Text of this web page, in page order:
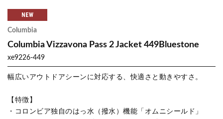
NEW
Columbia
Columbia Vizzavona Pass 2 Jacket 449Bluestone
xe9226-449
幅広いアウトドアシーンに対応する、快適さと動きやすさ。
【特徴】
・コロンビア独自のはっ水（撥水）機能「オムニシールド」